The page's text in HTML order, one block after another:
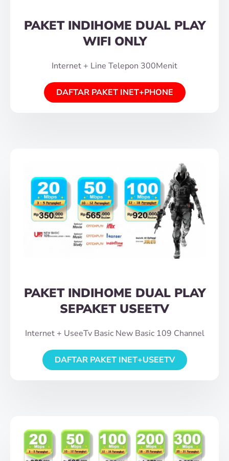
PAKET INDIHOME DUAL PLAY
WIFI ONLY
Internet + Line Telepon 300Menit
DAFTAR PAKET INET+PHONE
PAKET INDIHOME DUAL PLAY
SEPAKET USEETV
Internet + UseeTv Basic New Basic 109 Channel
DAFTAR PAKET INET+USEETV